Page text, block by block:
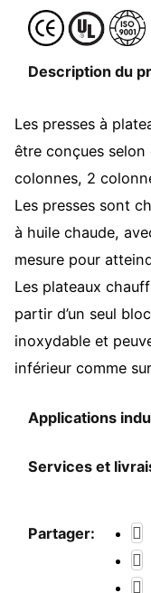
Description du
Les presses à
être conçues
colonnes, 2
Les presses sont
à huile chaude,
mesure pour
Les plateaux
partir d’un seul
inoxydable et
inférieur comme
Applications
Services et
Partager: